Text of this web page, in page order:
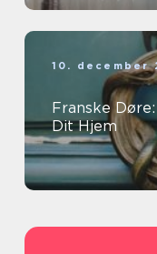
10. december
Franske
Dit Hjem